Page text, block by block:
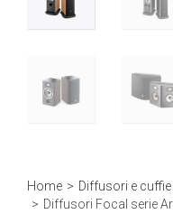
Home > Diffusori e cuffie
> Diffusori Focal serie